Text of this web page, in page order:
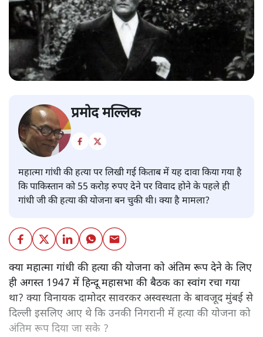
प्रमोद मल्लिक
महात्मा गांधी की हत्या पर लिखी गई किताब में यह दावा किया गया है
कि पाकिस्तान को 55 करोड़ रुपए देने पर विवाद होने के पहले ही
गांधी जी की हत्या की योजना बन चुकी थी। क्या है मामला?
क्या महात्मा गांधी की हत्या की योजना को अंतिम रूप देने के लिए
ही अगस्त 1947 में हिन्दू महासभा की बैठक का स्वांग रचा गया
था? क्या विनायक दामोदर सावरकर अस्वस्थता के बावजूद मुंबई से
दिल्ली इसलिए आए थे कि उनकी निगरानी में हत्या की योजना को
अंतिम रूप दिया जा सके ?